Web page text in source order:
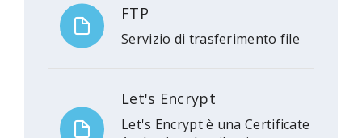
FTP
Servizio di trasferimento file
Let's Encrypt
Let's Encrypt è una Certificate